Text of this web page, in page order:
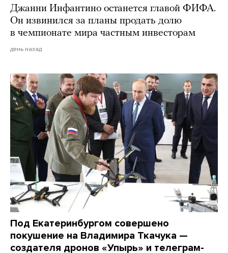
Джанни Инфантино останется главой ФИФА.
Он извинился за планы продать долю
в чемпионате мира частным инвесторам
день назад
Под Екатеринбургом совершено
покушение на Владимира Ткачука —
создателя дронов «Упырь» и телеграм-